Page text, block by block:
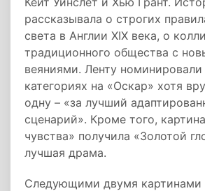
рассказывала о строгих
света в Англии XIX века, о
традиционного общества с
веяниями. Ленту
категориях на «Оскар» хотя
одну – «за лучший
сценарий». Кроме того,
чувства» получила «Золотой
лучшая драма.
Следующими двумя картинами